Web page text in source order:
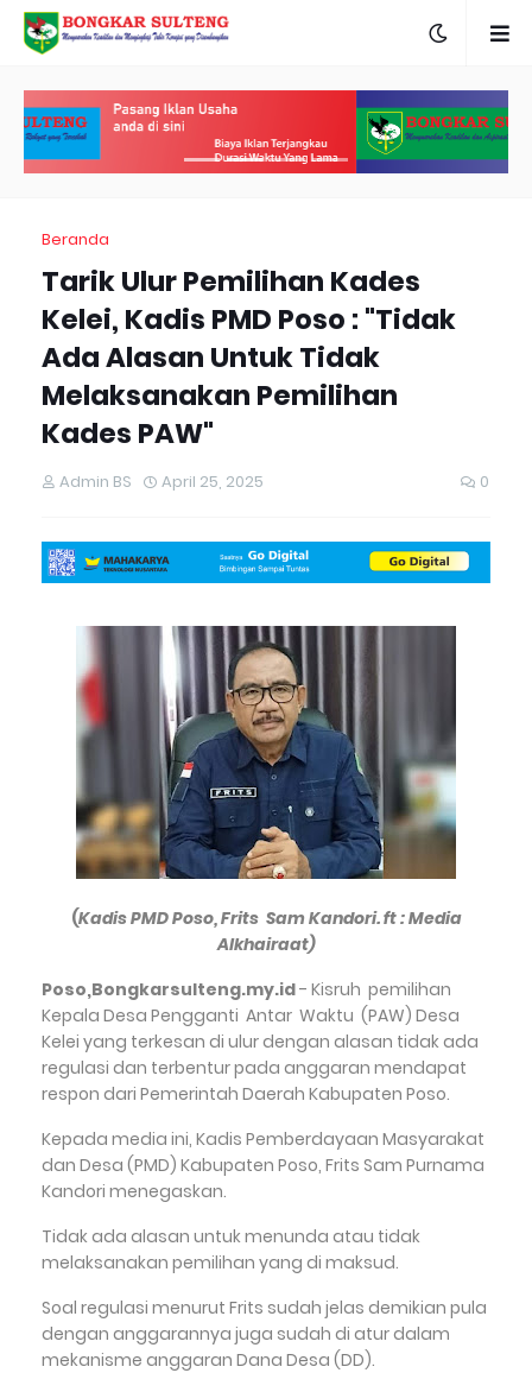
Beranda
Tarik Ulur Pemilihan Kades
Kelei, Kadis PMD Poso : "Tidak
Ada Alasan Untuk Tidak
Melaksanakan Pemilihan
Kades PAW"
Admin BS April 25, 2025 0
(Kadis PMD Poso, Frits Sam Kandori. ft : Media
Alkhairaat)
Poso,Bongkarsulteng.my.id- Kisruh pemilihan
Kepala Desa Pengganti Antar Waktu (PAW) Desa
Kelei yang terkesan di ulur dengan alasan tidak ada
regulasi dan terbentur pada anggaran mendapat
respon dari Pemerintah Daerah Kabupaten Poso.
Kepada media ini, Kadis Pemberdayaan Masyarakat
dan Desa (PMD) Kabupaten Poso, Frits Sam Purnama
Kandori menegaskan.
Tidak ada alasan untuk menunda atau tidak
melaksanakan pemilihan yang di maksud.
Soal regulasi menurut Frits sudah jelas demikian pula
dengan anggarannya juga sudah di atur dalam
mekanisme anggaran Dana Desa (DD).